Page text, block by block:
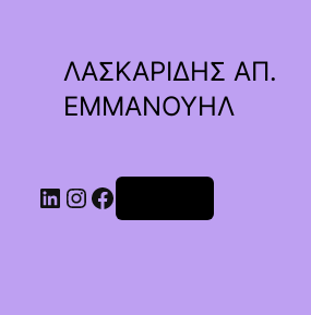
ΛΑΣΚΑΡΙΔΗΣ ΑΠ.
ΕΜΜΑΝΟΥΗΛ
Linkedin
Instagram
Facebook